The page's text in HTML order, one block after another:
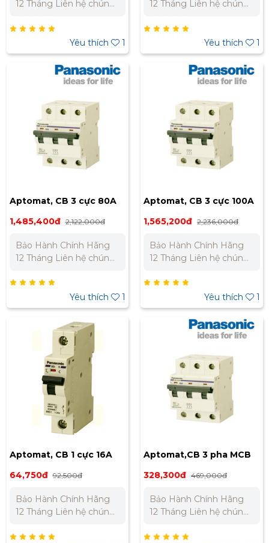
12 Tháng Liên hệ chúng
nhất cho dự án. Miền
Bắc : 0989 310 979 -
0973 106 269 Miền Nam:
0902 303 733 – 0945
Yêu thích 1
12 Tháng Liên hệ chúng
nhất cho dự án. Miền
Bắc : 0989 310 979 -
0973 106 269 Miền Nam:
0902 303 733 – 0945
Yêu thích 1
Aptomat, CB 3 cực 80A
BBD30803CHV
1,485,400đ 2,122,000đ
Bảo Hành Chính Hãng
12 Tháng Liên hệ chúng
nhất cho dự án. Miền
Bắc : 0989 310 979 -
0973 106 269 Miền Nam:
0902 303 733 – 0945
Yêu thích 1
Aptomat, CB 3 cực 100A
BBD31003CHV
1,565,200đ 2,236,000đ
Bảo Hành Chính Hãng
12 Tháng Liên hệ chúng
nhất cho dự án. Miền
Bắc : 0989 310 979 -
0973 106 269 Miền Nam:
0902 303 733 – 0945
Yêu thích 1
Aptomat, CB 1 cực 16A
BBD1161CNV
64,750đ 92,500đ
Bảo Hành Chính Hãng
12 Tháng Liên hệ chúng
nhất cho dự án. Miền
Aptomat,CB 3 pha MCB
32A BBD3323CNV
328,300đ 469,000đ
Bảo Hành Chính Hãng
12 Tháng Liên hệ chúng
nhất cho dự án. Miền